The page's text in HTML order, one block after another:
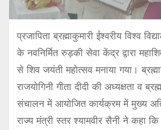
प्रजापिता ब्रह्माकुमारी ईश्वरीय विश्व
के नवनिर्मित रुड़की सेवा केंद्र द्वारा
से शिव जयंती महोत्सव मनाया गया।
राजयोगिनी गीता दीदी की अध्यक्षता व
संचालन में आयोजित कार्यक्रम में मुख्य
राज्य मंत्री स्तर श्यामवीर सैनी ने कहा